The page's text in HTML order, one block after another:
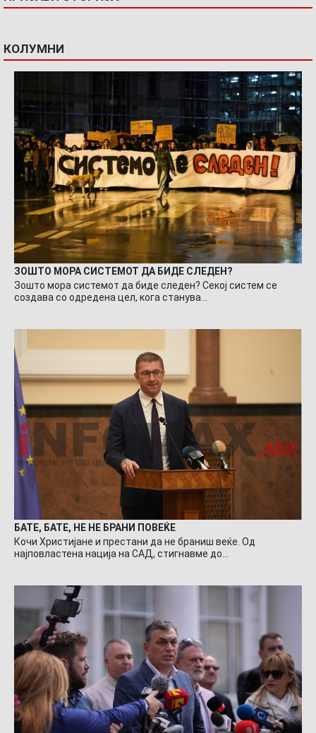
КОЛУМНИ
ЗОШТО МОРА СИСТЕМОТ ДА БИДЕ СЛЕДЕН?
Зошто мора системот да биде следен? Секој систем се
создава со одредена цел, кога станува…
БАТЕ, БАТЕ, НЕ НЕ БРАНИ ПОВЕЌЕ
Кочи Христијане и престани да не браниш веќе. Од
најповластена нација на САД, стигнавме до…